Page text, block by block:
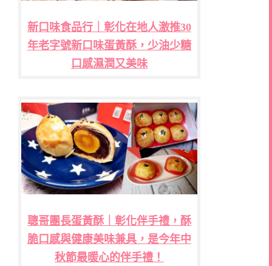
新口味食品行｜彰化在地人激推30
年老字號新口味蛋黃酥，少油少糖
口感濕潤又美味
聰哥團長蛋黃酥｜彰化伴手禮，酥
脆口感與健康美味兼具，是今年中
秋節最暖心的伴手禮！